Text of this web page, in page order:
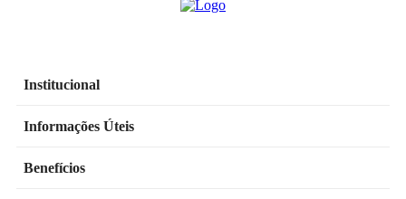
Institucional
Informações Úteis
Benefícios